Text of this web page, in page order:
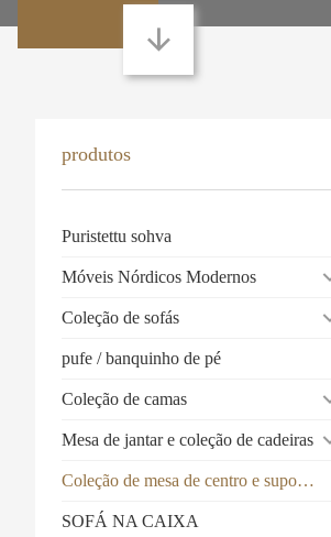
produtos
Puristettu sohva
Móveis Nórdicos Modernos
Coleção de sofás
pufe / banquinho de pé
Coleção de camas
Mesa de jantar e coleção de cadeiras
Coleção de mesa de centro e suporte de TV
SOFÁ NA CAIXA